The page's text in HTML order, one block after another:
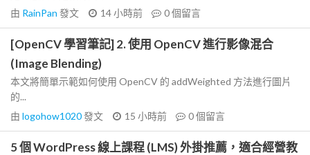
由 RainPan 發文 14 小時前 0個留言
[OpenCV 學習筆記] 2. 使用 OpenCV 進行影像混合
(Image Blending)
本文將簡單示範如何使用 OpenCV 的 addWeighted 方法進行圖片
的...
由 logohow1020發文 15 小時前 0個留言
5 個 WordPress 線上課程 (LMS) 外掛推薦，適合經營教